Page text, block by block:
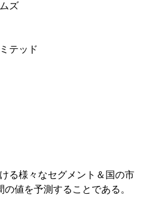
ズ
テッド
る様々なセグメント＆国の市
値を予測することである。